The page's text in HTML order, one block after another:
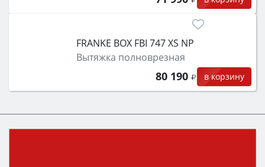
FRANKE BOX FBI 747 XS NP
Вытяжка полноврезная
80 190 в корзину